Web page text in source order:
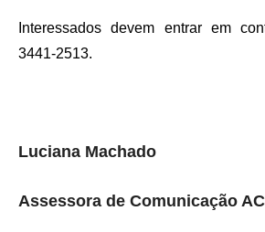
Interessados devem entrar em
3441-2513.
Luciana Machado
Assessora de Comunicação